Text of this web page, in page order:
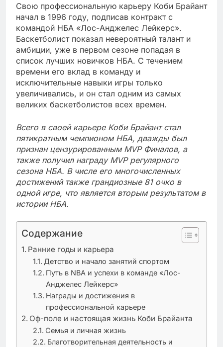
Свою профессиональную карьеру Коби Брайант
начал в 1996 году, подписав контракт с
командой НБА «Лос-Анджелес Лейкерс».
Баскетболист показал невероятный талант и
амбиции, уже в первом сезоне попадая в
список лучших новичков НБА. С течением
времени его вклад в команду и
исключительные навыки игры только
увеличивались, и он стал одним из самых
великих баскетболистов всех времен.
Всего в своей карьере Коби Брайант стал
пятикратным чемпионом НБА, дважды был
признан цензурированным MVP Финалов, а
также получил награду MVP регулярного
сезона НБА. В числе его многочисленных
достижений также грандиозные 81 очко в
одной игре, что является вторым результатом в
истории НБА.
Содержание
Ранние годы и карьера
Детство и начало занятий спортом
Путь в NBA и успехи в команде «Лос-
Анджелес Лейкерс»
Награды и достижения в
профессиональной карьере
Оф-поле и настоящая жизнь Коби Брайанта
Семья и личная жизнь
Благотворительная деятельность и